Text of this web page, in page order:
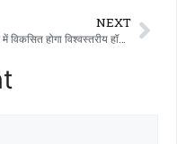
l y
ar
e
NEXT
रायपुर में विकसित होगा विश्वस्तरीय हॉस्पिटैलिटी एवं वेलनेस सेंटर